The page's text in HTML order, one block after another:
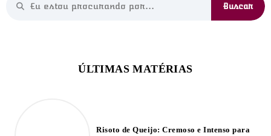
Risoto de Queijo: Cremoso e Intenso para